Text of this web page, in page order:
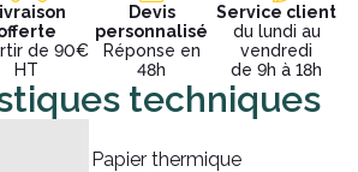
de 90€
HT
Devis
personnalisé
Réponse en
48h
Service client
du lundi au
vendredi
de 9h à 18h
techniques
Papier thermique